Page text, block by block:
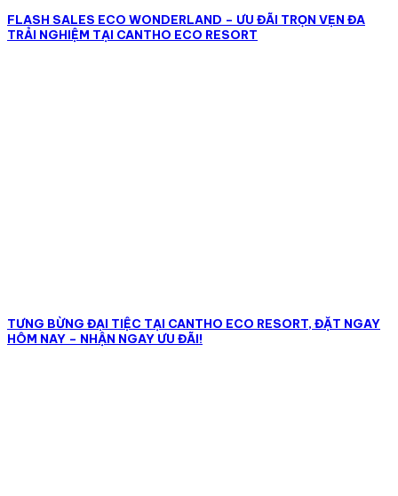
FLASH SALES ECO WONDERLAND – ƯU ĐÃI TRỌN VẸN ĐA
TRẢI NGHIỆM TẠI CANTHO ECO RESORT
TƯNG BỪNG ĐẠI TIỆC TẠI CANTHO ECO RESORT, ĐẶT NGAY
HÔM NAY – NHẬN NGAY ƯU ĐÃI!